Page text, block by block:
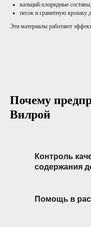
кальций-хлоридные составы;
песок и гранитную крошку
Эти материалы работают
Почему
Вилрой
Контроль
содержания
Помощь в